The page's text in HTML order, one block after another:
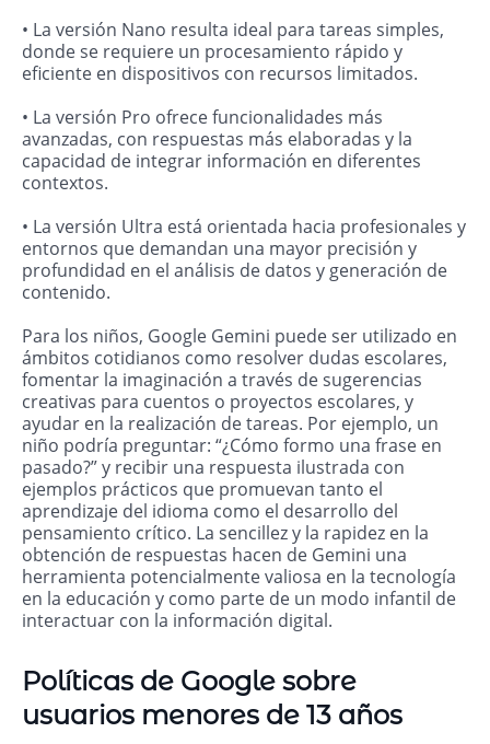
• La versión Nano resulta ideal para tareas simples,
donde se requiere un procesamiento rápido y
eficiente en dispositivos con recursos limitados.
• La versión Pro ofrece funcionalidades más
avanzadas, con respuestas más elaboradas y la
capacidad de integrar información en diferentes
contextos.
• La versión Ultra está orientada hacia profesionales y
entornos que demandan una mayor precisión y
profundidad en el análisis de datos y generación de
contenido.
Para los niños, Google Gemini puede ser utilizado en
ámbitos cotidianos como resolver dudas escolares,
fomentar la imaginación a través de sugerencias
creativas para cuentos o proyectos escolares, y
ayudar en la realización de tareas. Por ejemplo, un
niño podría preguntar: “¿Cómo formo una frase en
pasado?” y recibir una respuesta ilustrada con
ejemplos prácticos que promuevan tanto el
aprendizaje del idioma como el desarrollo del
pensamiento crítico. La sencillez y la rapidez en la
obtención de respuestas hacen de Gemini una
herramienta potencialmente valiosa en la tecnología
en la educación y como parte de un modo infantil de
interactuar con la información digital.
Políticas de Google sobre
usuarios menores de 13 años